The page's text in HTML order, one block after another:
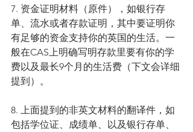
7. 资金证明材料（原件），如银行存
单、流水或者存款证明，其中要证明你
有足够的资金支持你的英国的生活。一
般在CAS上明确写明存款里要有你的学
费以及最长9个月的生活费（下文会详细
提到）。
8. 上面提到的非英文材料的翻译件，如
包括学位证、成绩单、以及银行存单、